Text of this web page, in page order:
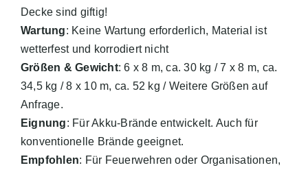
Decke sind giftig!
Wartung: Keine Wartung erforderlich, Material ist
wetterfest und korrodiert nicht
Größen & Gewicht: 6 x 8 m, ca. 30 kg / 7 x 8 m, ca.
34,5 kg / 8 x 10 m, ca. 52 kg / Weitere Größen auf
Anfrage.
Eignung: Für Akku-Brände entwickelt. Auch für
konventionelle Brände geeignet.
Empfohlen: Für Feuerwehren oder Organisationen,